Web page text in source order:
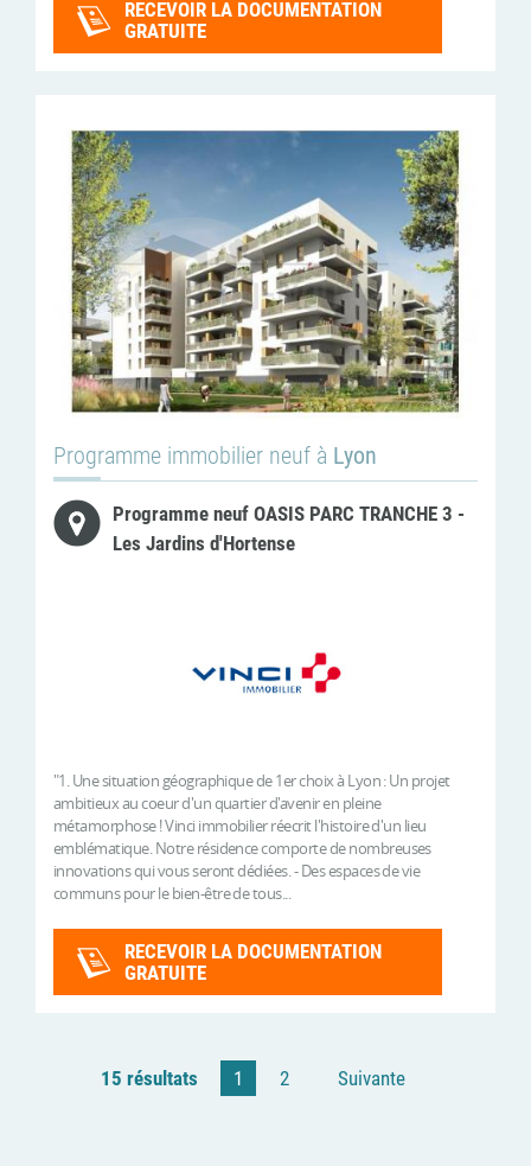
RECEVOIR LA DOCUMENTATION
GRATUITE
Programme immobilier neuf à Lyon
Programme neuf OASIS PARC TRANCHE 3 -
Les Jardins d'Hortense
"1. Une situation géographique de 1er choix à Lyon : Un projet
ambitieux au coeur d'un quartier d'avenir en pleine
métamorphose ! Vinci immobilier réecrit l'histoire d'un lieu
emblématique. Notre résidence comporte de nombreuses
innovations qui vous seront dédiées. - Des espaces de vie
communs pour le bien-être de tous...
RECEVOIR LA DOCUMENTATION
GRATUITE
15 résultats 1 2 Suivante